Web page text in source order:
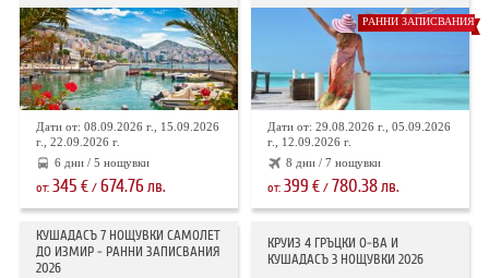
Дати от: 08.09.2026 г., 15.09.2026
г., 22.09.2026 г.
6 дни / 5 нощувки
от: 345 €/ 674.76 лв.
РАННИ ЗАПИСВАНИЯ
Дати от: 29.08.2026 г., 05.09.2026
г., 12.09.2026 г.
8 дни / 7 нощувки
от:399 € / 780.38 лв.
КУШАДАСЪ 7 НОЩУВКИ САМОЛЕТ
ДО ИЗМИР - РАННИ ЗАПИСВАНИЯ
2026
КРУИЗ 4 ГРЪЦКИ О-ВА И
КУШАДАСЪ 3 НОЩУВКИ 2026